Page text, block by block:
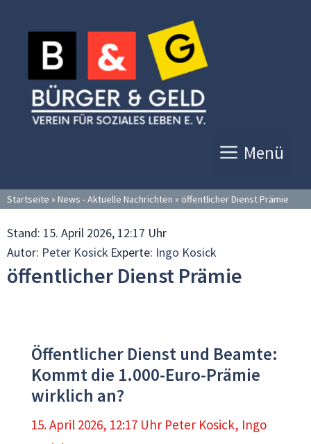
Inhalt
springen
Menü
Startseite » News - Aktuelle Nachrichten » öffentlicher Dienst Prämie
Stand: 15. April 2026, 12:17 Uhr
Autor: Peter Kosick Experte: Ingo Kosick
öffentlicher Dienst Prämie
Öffentlicher Dienst und Beamte:
Kommt die 1.000-Euro-Prämie
wirklich an?
15. April 2026, 12:17 Uhr Peter Kosick, Ingo